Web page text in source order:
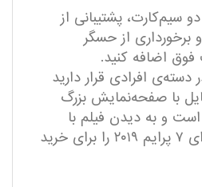
سیم‌کارت، پشتیبانی از
اینترنت پرسرعت ۴G و برخورداری از حسگر
فوق اضافه کنید.
دسته‌ی افرادی قرار دارید
با صفحه‌نمایش بزرگ
و به دیدن فیلم با
گوشی علاقه دارید، وای ۷ پرایم ۲۰۱۹ را برای خرید